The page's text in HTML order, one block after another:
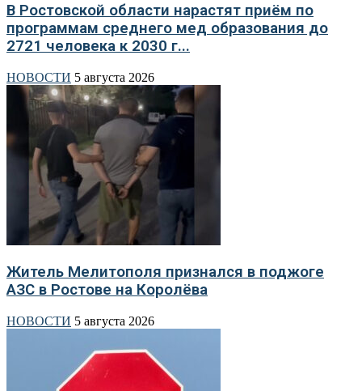
В Ростовской области нарастят приём по
программам среднего мед образования до
2721 человека к 2030 г...
НОВОСТИ 5 августа 2026
Житель Мелитополя признался в поджоге
АЗС в Ростове на Королёва
НОВОСТИ 5 августа 2026